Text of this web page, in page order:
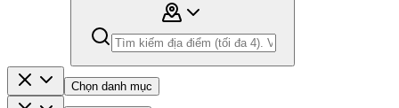
Chọn danh mục